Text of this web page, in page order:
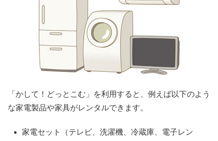
「かして！どっとこむ」を利用すると、例えば以下のよう
な家電製品や家具がレンタルできます。
家電セット（テレビ、洗濯機、冷蔵庫、電子レン